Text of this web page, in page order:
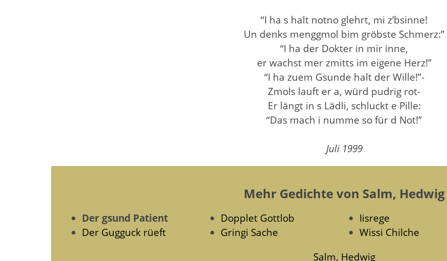
“I ha s halt notno glehrt, mi z’bsinne!
Un denks menggmol bim gröbste Schmerz:”
“I ha der Dokter in mir inne,
er wachst mer zmitts im eigene Herz!”
“I ha zuem Gsunde halt der Wille!”-
Zmols lauft er a, würd pudrig rot-
Er längt in s Lädli, schluckt e Pille:
“Das mach i numme so für d Not!”
Juli 1999
Mehr Gedichte von Salm, Hedwig
Der gsund Patient
Der Gugguck rüeft
Dopplet Gottlob
Gringi Sache
Iisrege
Wissi Chilche
Salm, Hedwig